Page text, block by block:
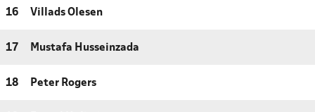
16 Villads Olesen
17 Mustafa Husseinzada
18 Peter Rogers